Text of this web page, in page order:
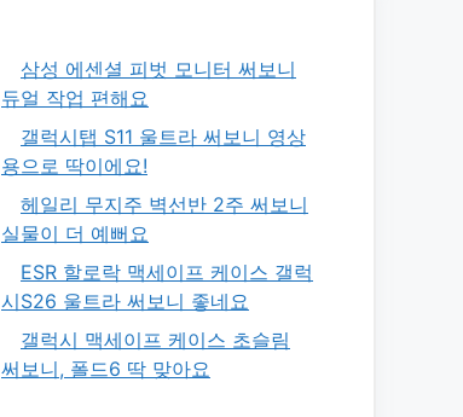
삼성 에센셜 피벗 모니터 써보니
듀얼 작업 편해요
갤럭시탭 S11 울트라 써보니 영상
용으로 딱이에요!
헤일리 무지주 벽선반 2주 써보니
실물이 더 예뻐요
ESR 할로락 맥세이프 케이스 갤럭
시S26 울트라 써보니 좋네요
갤럭시 맥세이프 케이스 초슬림
써보니, 폴드6 딱 맞아요